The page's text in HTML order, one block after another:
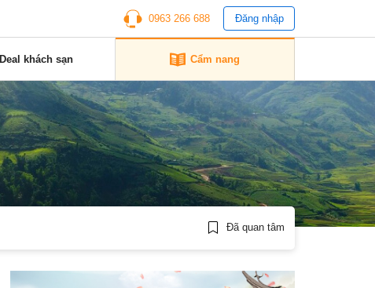
0963 266 688 Đăng nhập
Deal khách sạn Cẩm nang
Đã quan tâm